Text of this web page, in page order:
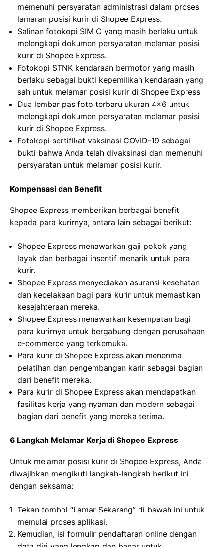
memenuhi persyaratan administrasi dalam proses
lamaran posisi kurir di Shopee Express.
Salinan fotokopi SIM C yang masih berlaku untuk
melengkapi dokumen persyaratan melamar posisi
kurir di Shopee Express.
Fotokopi STNK kendaraan bermotor yang masih
berlaku sebagai bukti kepemilikan kendaraan yang
sah untuk melamar posisi kurir di Shopee Express.
Dua lembar pas foto terbaru ukuran 4×6 untuk
melengkapi dokumen persyaratan melamar posisi
kurir di Shopee Express.
Fotokopi sertifikat vaksinasi COVID-19 sebagai
bukti bahwa Anda telah divaksinasi dan memenuhi
persyaratan untuk melamar posisi kurir.
Kompensasi dan Benefit
Shopee Express memberikan berbagai benefit
kepada para kurirnya, antara lain sebagai berikut:
Shopee Express menawarkan gaji pokok yang
layak dan berbagai insentif menarik untuk para
kurir.
Shopee Express menyediakan asuransi kesehatan
dan kecelakaan bagi para kurir untuk memastikan
kesejahteraan mereka.
Shopee Express menawarkan kesempatan bagi
para kurirnya untuk bergabung dengan perusahaan
e-commerce yang terkemuka.
Para kurir di Shopee Express akan menerima
pelatihan dan pengembangan karir sebagai bagian
dari benefit mereka.
Para kurir di Shopee Express akan mendapatkan
fasilitas kerja yang nyaman dan modern sebagai
bagian dari benefit yang mereka terima.
6 Langkah Melamar Kerja di Shopee Express
Untuk melamar posisi kurir di Shopee Express, Anda
diwajibkan mengikuti langkah-langkah berikut ini
dengan seksama:
Tekan tombol “Lamar Sekarang” di bawah ini untuk
memulai proses aplikasi.
Kemudian, isi formulir pendaftaran online dengan